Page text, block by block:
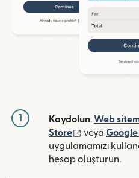
1 Kaydolun.Web
Store
(yeni
veya
uygulamamızı
hesap oluşturun.